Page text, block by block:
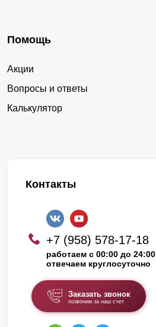
Помощь
Акции
Вопросы и ответы
Калькулятор
Контакты
+7 (958) 578-17-18
работаем с 00:00 до 24:00
отвечаем круглосуточно
Заказать звонок
позвоним за наш счет